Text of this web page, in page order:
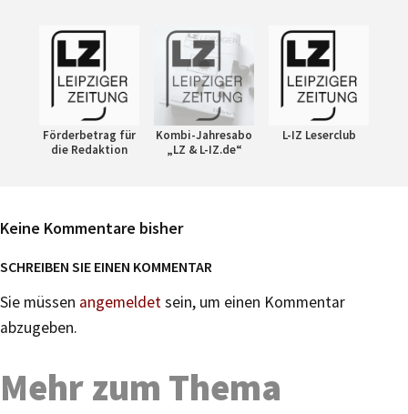
Förderbetrag für
die Redaktion
Kombi-Jahresabo
„LZ & L-IZ.de“
L-IZ Leserclub
Keine Kommentare bisher
SCHREIBEN SIE EINEN KOMMENTAR
Sie müssen angemeldetsein, um einen Kommentar
abzugeben.
Mehr zum Thema